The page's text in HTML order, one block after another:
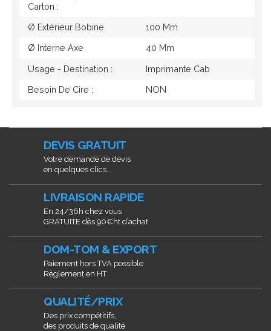
Carton :
Ø Extérieur Bobine 100 Mm
Ø Interne Axe 40 Mm
Usage - Destination : Imprimante Cab
Besoin De Cire : NON
DEVIS GRATUIT
Votre demande de devis
en quelques clics...
LIVRAISON RAPIDE
En 24/36h chez vous
GRATUITE dès 90€ht d’achat
DOM-TOM & EXPORT
Paiement hors TVA possible
Règlement en HT
QUALITÉ/PRIX
Des prix compétitifs,
des produits de qualité